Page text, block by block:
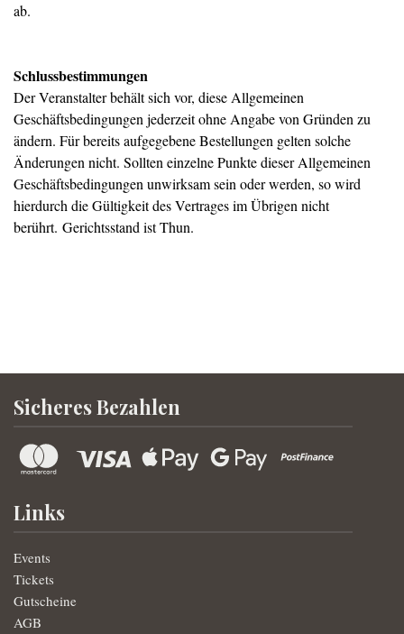
ab.
Schlussbestimmungen
Der Veranstalter behält sich vor, diese Allgemeinen
Geschäftsbedingungen jederzeit ohne Angabe von Gründen zu
ändern. Für bereits aufgegebene Bestellungen gelten solche
Änderungen nicht. Sollten einzelne Punkte dieser Allgemeinen
Geschäftsbedingungen unwirksam sein oder werden, so wird
hierdurch die Gültigkeit des Vertrages im Übrigen nicht
berührt. Gerichtsstand ist Thun.
Sicheres Bezahlen
Links
Events
Tickets
Gutscheine
AGB